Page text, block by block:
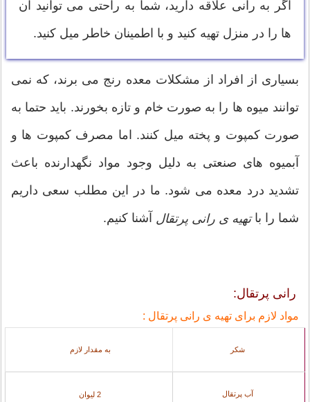
اگر به رانی علاقه دارید، شما به راحتی می توانید آن
ها را در منزل تهیه کنید و با اطمینان خاطر میل کنید.
بسیاری از افراد از مشکلات معده رنج می برند، که نمی
توانند میوه ها را به صورت خام و تازه بخورند. باید حتما به
صورت کمپوت و پخته میل کنند. اما مصرف کمپوت ها و
آبمیوه های صنعتی به دلیل وجود مواد نگهدارنده باعث
تشدید درد معده می شود. ما در این مطلب سعی داریم
شما را باتهیه ی رانی پرتقال آشنا کنیم.
رانی پرتقال:
مواد لازم برای تهیه ی رانی پرتقال :
شکر به مقدار لازم
آب پرتقال 2 لیوان